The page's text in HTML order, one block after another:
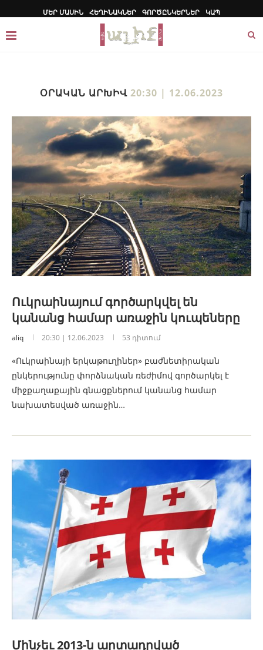
ՄԵՐ ՄԱՍԻՆ ՀԵՂԻՆԱԿՆԵՐ ԳՈՐԾԸՆԿԵՐՆԵՐ ԿԱՊ
ՕՐԱԿԱՆ ԱՐԽԻՎ 20:30 | 12.06.2023
Ուկրաինայում գործարկվել են
կանանց համար առաջին կուպեները
aliq 20:30 | 12.06.2023 53 դիտում
«Ուկրաինայի երկաթուղիներ» բաժնետիրական
ընկերությունը փորձնական ռեժիմով գործարկել է
միջքաղաքային գնացքներում կանանց համար
նախատեսված առաջին…
Մինչեւ 2013-ն արտադրված